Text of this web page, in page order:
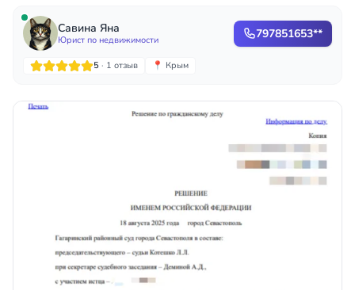
Савина Яна
Юрист по недвижимости 797851653**
5 · 1 отзыв 📍 Крым